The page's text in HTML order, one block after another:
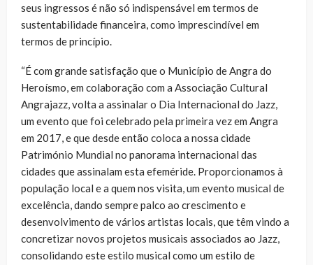
seus ingressos é não só indispensável em termos de
sustentabilidade financeira, como imprescindível em
termos de princípio.
“É com grande satisfação que o Município de Angra do
Heroísmo, em colaboração com a Associação Cultural
Angrajazz, volta a assinalar o Dia Internacional do Jazz,
um evento que foi celebrado pela primeira vez em Angra
em 2017, e que desde então coloca a nossa cidade
Património Mundial no panorama internacional das
cidades que assinalam esta efeméride. Proporcionamos à
população local e a quem nos visita, um evento musical de
excelência, dando sempre palco ao crescimento e
desenvolvimento de vários artistas locais, que têm vindo a
concretizar novos projetos musicais associados ao Jazz,
consolidando este estilo musical como um estilo de